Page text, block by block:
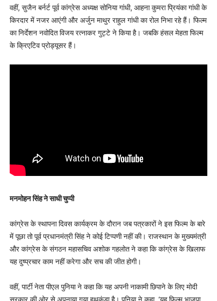
वहीं, सुजैन बर्नर्ट पूर्व कांग्रेस अध्यक्ष सोनिया गांधी, आहना कुमरा प्रियंका गांधी के
किरदार में नजर आएंगी और अर्जुन माथुर राहुल गांधी का रोल निभा रहे हैं। फिल्म
का निर्देशन नवोदित विजय रत्नाकर गुट्टे ने किया है। जबकि हंसल मेहता फिल्म
के क्रिएटिव प्रोड्यूसर हैं।
मनमोहन सिंह ने साधी चुप्पी
कांग्रेस के स्थापना दिवस कार्यक्रम के दौरान जब पत्रकारों ने इस फिल्म के बारे
में पूछा तो पूर्व प्रधानमंत्री सिंह ने कोई टिप्पणी नहीं की। राजस्थान के मुख्यमंत्री
और कांग्रेस के संगठन महासचिव अशोक गहलोत ने कहा कि कांग्रेस के खिलाफ
यह दुष्प्रचार काम नहीं करेगा और सच की जीत होगी।
वहीं, पार्टी नेता पीएल पुनिया ने कहा कि यह अपनी नाकामी छिपाने के लिए मोदी
सरकार की ओर से अपनाया गया हथकंडा है। पुनिया ने कहा, ‘यह फिल्म भाजपा